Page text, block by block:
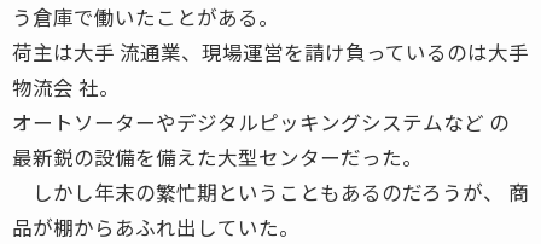
う倉庫で働いたことがある。
荷主は大手 流通業、現場運営を請け負っているのは大手
物流会 社。
オートソーターやデジタルピッキングシステムなど の
最新鋭の設備を備えた大型センターだった。
しかし年末の繁忙期ということもあるのだろうが、 商
品が棚からあふれ出していた。